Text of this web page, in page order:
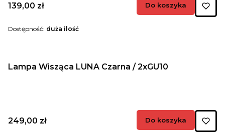
Cena
139,00 zł Do koszyka
Dostępność: duża ilość
Lampa Wisząca LUNA Czarna / 2xGU10
Cena
249,00 zł Do koszyka